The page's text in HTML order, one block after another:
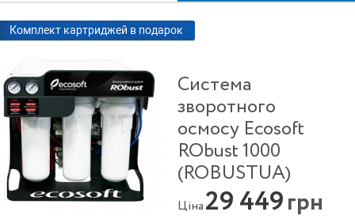
Комплект картриджей в подарок
Система
зворотного
осмосу Ecosoft
RObust 1000
(ROBUSTUA)
Ціна29 449грн